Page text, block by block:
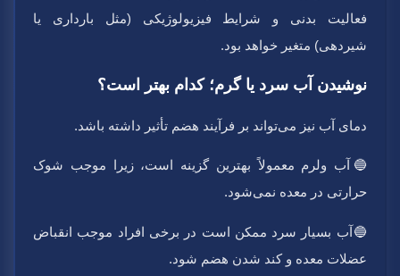
فعالیت بدنی و شرایط فیزیولوژیکی (مثل بارداری یا
شیردهی) متغیر خواهد بود.
نوشیدن آب سرد یا گرم؛ کدام بهتر است؟
دمای آب نیز می‌تواند بر فرآیند هضم تأثیر داشته باشد.
🔵آب ولرم معمولاً بهترین گزینه است، زیرا موجب شوک
حرارتی در معده نمی‌شود.
🔵آب بسیار سرد ممکن است در برخی افراد موجب انقباض
عضلات معده و کند شدن هضم شود.